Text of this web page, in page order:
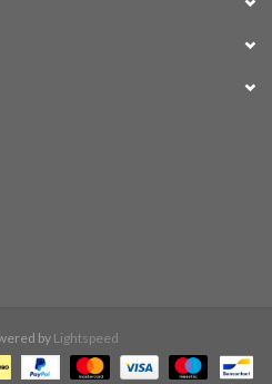
by Lightspeed